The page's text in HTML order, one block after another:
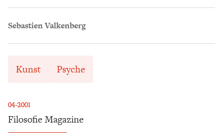
04-2001
Filosofie Magazine
Sebastien Valkenberg
Kunst Psyche